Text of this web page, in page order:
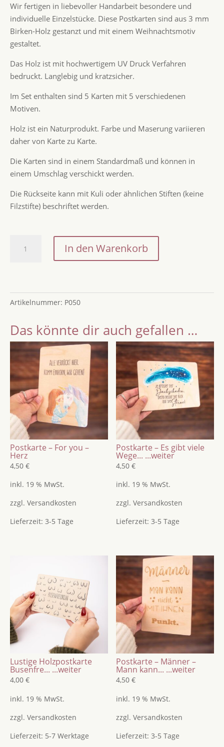
Wir fertigen in liebevoller Handarbeit besondere und
individuelle Einzelstücke. Diese Postkarten sind aus 3 mm
Birken-Holz gestanzt und mit einem Weihnachtsmotiv
gestaltet.
Das Holz ist mit hochwertigem UV Druck Verfahren
bedruckt. Langlebig und kratzsicher.
Im Set enthalten sind 5 Karten mit 5 verschiedenen
Motiven.
Holz ist ein Naturprodukt. Farbe und Maserung variieren
daher von Karte zu Karte.
Die Karten sind in einem Standardmaß und können in
einem Umschlag verschickt werden.
Die Rückseite kann mit Kuli oder ähnlichen Stiften (keine
Filzstifte) beschriftet werden.
Valentinstag
und
Einzeln
Holzpostkarten
mit
Herz
Motiven
/
Postkarten
mit
Botschaft
Menge
In den Warenkorb
Artikelnummer: P050
Das könnte dir auch gefallen …
Postkarte – For you –
Herz
4,50 €
inkl. 19 % MwSt.
zzgl. Versandkosten
Lieferzeit: 3-5 Tage
Postkarte – Es gibt viele
Wege... ...weiter
4,50€
inkl. 19 % MwSt.
zzgl.Versandkosten
Lieferzeit:3-5 Tage
Lustige Holzpostkarte
Busenfre... ...weiter
4,00 €
inkl. 19 % MwSt.
zzgl. Versandkosten
Lieferzeit: 5-7 Werktage
Postkarte – Männer –
Mann kann... ...weiter
4,50€
inkl. 19 % MwSt.
zzgl.Versandkosten
Lieferzeit:3-5 Tage